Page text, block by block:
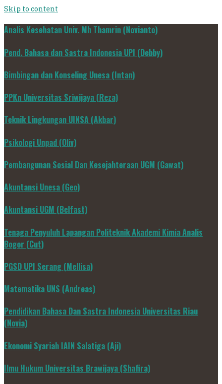
Skip to content
Analis Kesehatan Univ. Mh Thamrin (Novianto)
Pend. Bahasa dan Sastra Indonesia UPI (Debby)
Bimbingan dan Konseling Unesa (Intan)
PPKn Universitas Sriwijaya (Reza)
Teknik Lingkungan UINSA (Akbar)
Psikologi Unpad (Oliv)
Pembangunan Sosial Dan Kesejahteraan UGM (Gawat)
Akuntansi Unesa (Geo)
Akuntansi UGM (Belfast)
Tenaga Penyuluh Lapangan Politeknik Akademi Kimia Analis
Bogor (Cut)
PGSD UPI Serang (Mellisa)
Matematika UNS (Andreas)
Pendidikan Bahasa Dan Sastra Indonesia Universitas Riau
(Novia)
Ekonomi Syariah IAIN Salatiga (Aji)
Ilmu Hukum Universitas Brawijaya (Shafira)